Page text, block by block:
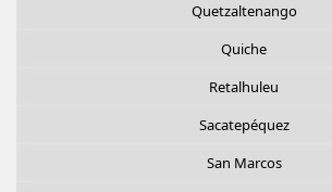
Quetzaltenango
Quiche
Retalhuleu
Sacatepéquez
San Marcos